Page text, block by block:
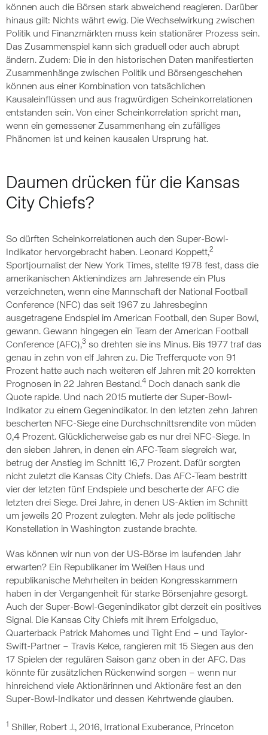
können auch die Börsen stark abweichend reagieren. Darüber
hinaus gilt: Nichts währt ewig. Die Wechselwirkung zwischen
Politik und Finanzmärkten muss kein stationärer Prozess sein.
Das Zusammenspiel kann sich graduell oder auch abrupt
ändern. Zudem: Die in den historischen Daten manifestierten
Zusammenhänge zwischen Politik und Börsengeschehen
können aus einer Kombination von tatsächlichen
Kausaleinflüssen und aus fragwürdigen Scheinkorrelationen
entstanden sein. Von einer Scheinkorrelation spricht man,
wenn ein gemessener Zusammenhang ein zufälliges
Phänomen ist und keinen kausalen Ursprung hat.
Daumen drücken für die Kansas
City Chiefs?
So dürften Scheinkorrelationen auch den Super-Bowl-
Indikator hervorgebracht haben. Leonard Koppett,2
Sportjournalist der New York Times, stellte 1978 fest, dass die
amerikanischen Aktienindizes am Jahresende ein Plus
verzeichneten, wenn eine Mannschaft der National Football
Conference (NFC) das seit 1967 zu Jahresbeginn
ausgetragene Endspiel im American Football, den Super Bowl,
gewann. Gewann hingegen ein Team der American Football
Conference (AFC),3 so drehten sie ins Minus. Bis 1977 traf das
genau in zehn von elf Jahren zu. Die Trefferquote von 91
Prozent hatte auch nach weiteren elf Jahren mit 20 korrekten
Prognosen in 22 Jahren Bestand.4 Doch danach sank die
Quote rapide. Und nach 2015 mutierte der Super-Bowl-
Indikator zu einem Gegenindikator. In den letzten zehn Jahren
bescherten NFC-Siege eine Durchschnittsrendite von müden
0,4 Prozent. Glücklicherweise gab es nur drei NFC-Siege. In
den sieben Jahren, in denen ein AFC-Team siegreich war,
betrug der Anstieg im Schnitt 16,7 Prozent. Dafür sorgten
nicht zuletzt die Kansas City Chiefs. Das AFC-Team bestritt
vier der letzten fünf Endspiele und bescherte der AFC die
letzten drei Siege. Drei Jahre, in denen US-Aktien im Schnitt
um jeweils 20 Prozent zulegten. Mehr als jede politische
Konstellation in Washington zustande brachte.
Was können wir nun von der US-Börse im laufenden Jahr
erwarten? Ein Republikaner im Weißen Haus und
republikanische Mehrheiten in beiden Kongresskammern
haben in der Vergangenheit für starke Börsenjahre gesorgt.
Auch der Super-Bowl-Gegenindikator gibt derzeit ein positives
Signal. Die Kansas City Chiefs mit ihrem Erfolgsduo,
Quarterback Patrick Mahomes und Tight End – und Taylor-
Swift-Partner – Travis Kelce, rangieren mit 15 Siegen aus den
17 Spielen der regulären Saison ganz oben in der AFC. Das
könnte für zusätzlichen Rückenwind sorgen – wenn nur
hinreichend viele Aktionärinnen und Aktionäre fest an den
Super-Bowl-Indikator und dessen Kehrtwende glauben.
1 Shiller, Robert J., 2016, Irrational Exuberance, Princeton